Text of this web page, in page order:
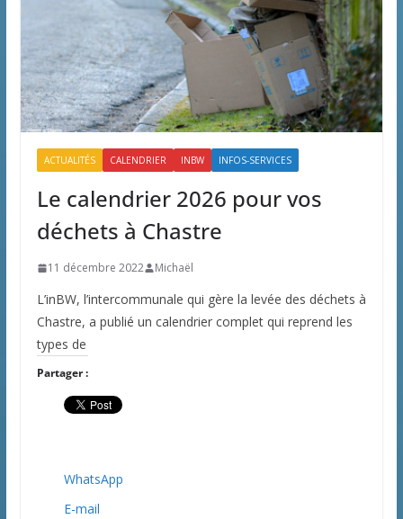
ACTUALITÉS CALENDRIER INBW INFOS-SERVICES
Le calendrier 2026 pour vos
déchets à Chastre
11 décembre 2022 Michaël
L’inBW, l’intercommunale qui gère la levée des déchets à
Chastre, a publié un calendrier complet qui reprend les
types de
Partager :
WhatsApp
E-mail